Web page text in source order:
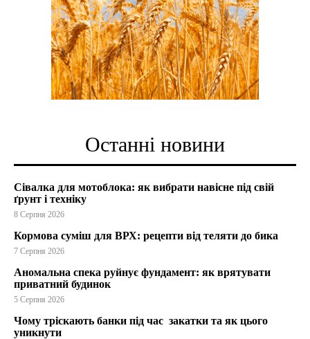
Останні новини
Сівалка для мотоблока: як вибрати навісне під свій
ґрунт і техніку
8 Серпня 2026
Кормова суміш для ВРХ: рецепти від теляти до бика
7 Серпня 2026
Аномальна спека руйнує фундамент: як врятувати
приватний будинок
5 Серпня 2026
Чому тріскають банки під час закатки та як цього
уникнути